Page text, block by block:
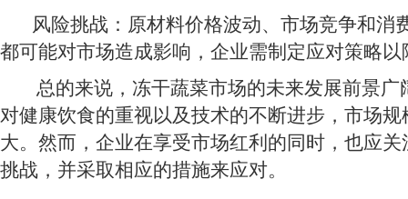
风险挑战：原材料价格波动、市场竞争和消
都可能对市场造成影响，企业需制定应对策略以
总的来说，冻干蔬菜市场的未来发展前景广
对健康饮食的重视以及技术的不断进步，市场
大。然而，企业在享受市场红利的同时，也应
挑战，并采取相应的措施来应对。